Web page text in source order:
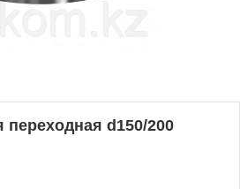
переходная d150/200